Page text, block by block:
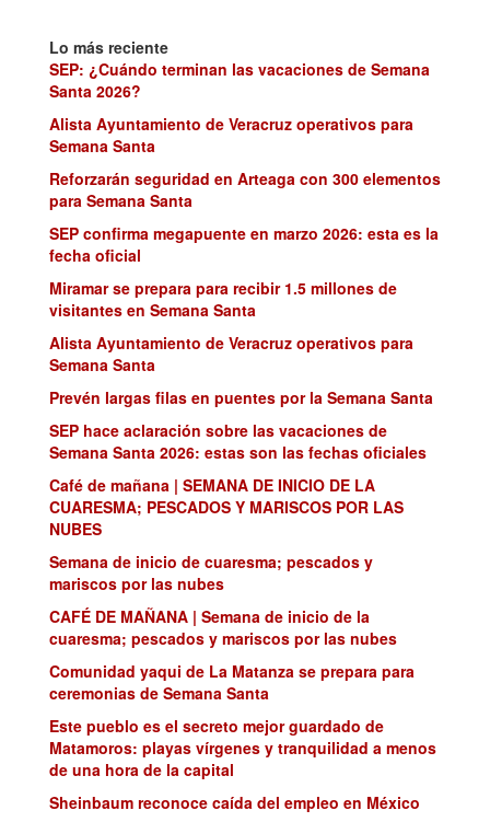
Lo más reciente
SEP: ¿Cuándo terminan las vacaciones de Semana
Santa 2026?
Alista Ayuntamiento de Veracruz operativos para
Semana Santa
Reforzarán seguridad en Arteaga con 300 elementos
para Semana Santa
SEP confirma megapuente en marzo 2026: esta es la
fecha oficial
Miramar se prepara para recibir 1.5 millones de
visitantes en Semana Santa
Alista Ayuntamiento de Veracruz operativos para
Semana Santa
Prevén largas filas en puentes por la Semana Santa
SEP hace aclaración sobre las vacaciones de
Semana Santa 2026: estas son las fechas oficiales
Café de mañana | SEMANA DE INICIO DE LA
CUARESMA; PESCADOS Y MARISCOS POR LAS
NUBES
Semana de inicio de cuaresma; pescados y
mariscos por las nubes
CAFÉ DE MAÑANA | Semana de inicio de la
cuaresma; pescados y mariscos por las nubes
Comunidad yaqui de La Matanza se prepara para
ceremonias de Semana Santa
Este pueblo es el secreto mejor guardado de
Matamoros: playas vírgenes y tranquilidad a menos
de una hora de la capital
Sheinbaum reconoce caída del empleo en México